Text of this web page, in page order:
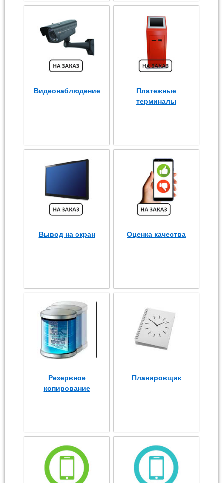
Видеонаблюдение
Платежные
терминалы
Вывод на экран Оценка качества
Резервное
копирование
Планировщик